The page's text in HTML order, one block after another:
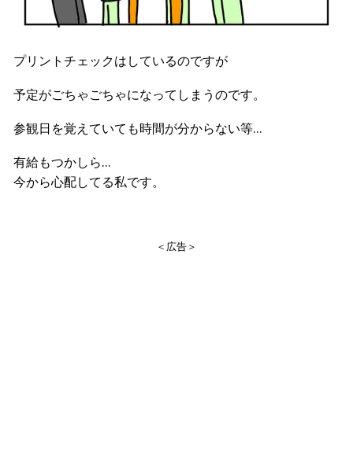
プリントチェックはしているのですが
予定がごちゃごちゃになってしまうのです。
参観日を覚えていても時間が分からない等…
有給もつかしら…
今から心配してる私です。
＜広告＞